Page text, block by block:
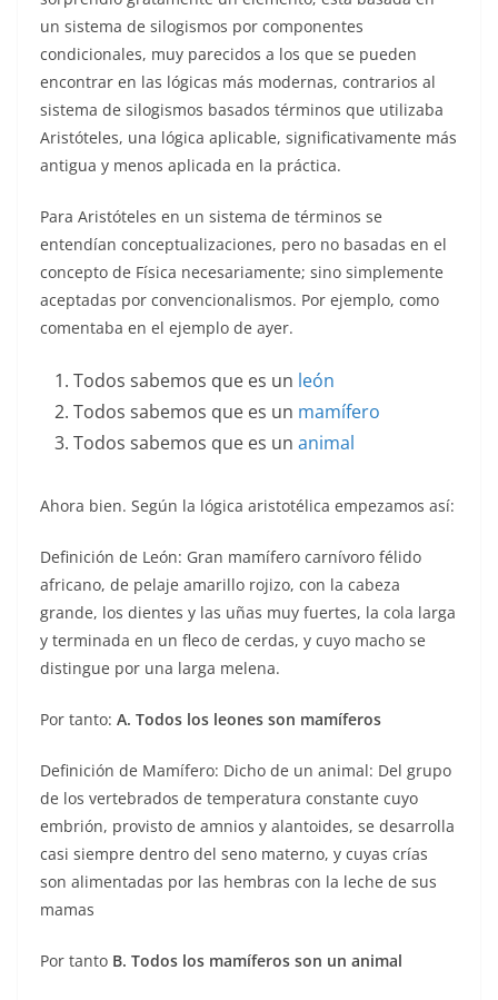
un sistema de silogismos por componentes
condicionales, muy parecidos a los que se pueden
encontrar en las lógicas más modernas, contrarios al
sistema de silogismos basados términos que utilizaba
Aristóteles, una lógica aplicable, significativamente más
antigua y menos aplicada en la práctica.
Para Aristóteles en un sistema de términos se
entendían conceptualizaciones, pero no basadas en el
concepto de Física necesariamente; sino simplemente
aceptadas por convencionalismos. Por ejemplo, como
comentaba en el ejemplo de ayer.
Todos sabemos que es un león
Todos sabemos que es un mamífero
Todos sabemos que es un animal
Ahora bien. Según la lógica aristotélica empezamos así:
Definición de León: Gran mamífero carnívoro félido
africano, de pelaje amarillo rojizo, con la cabeza
grande, los dientes y las uñas muy fuertes, la cola larga
y terminada en un fleco de cerdas, y cuyo macho se
distingue por una larga melena.
Por tanto: A. Todos los leones son mamíferos
Definición de Mamífero: Dicho de un animal: Del grupo
de los vertebrados de temperatura constante cuyo
embrión, provisto de amnios y alantoides, se desarrolla
casi siempre dentro del seno materno, y cuyas crías
son alimentadas por las hembras con la leche de sus
mamas
Por tanto B. Todos los mamíferos son un animal